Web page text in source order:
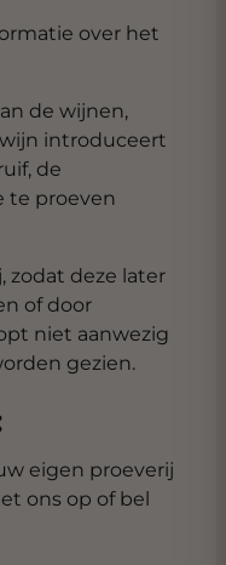
over het
de wijnen,
introduceert
de
te proeven
zodat deze later
of door
niet aanwezig
gezien.
eigen proeverij
ons op of bel